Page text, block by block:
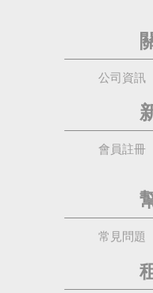
公司資訊
會員註冊
常見問題